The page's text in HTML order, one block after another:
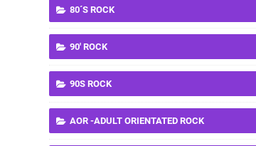
80´S ROCK
90' ROCK
90S ROCK
AOR -ADULT ORIENTATED ROCK